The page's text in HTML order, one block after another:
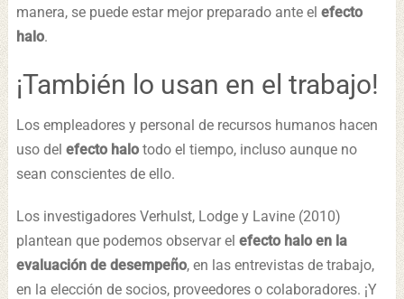
manera, se puede estar mejor preparado ante el efecto
halo.
¡También lo usan en el trabajo!
Los empleadores y personal de recursos humanos hacen
uso del efecto halotodo el tiempo, incluso aunque no
sean conscientes de ello.
Los investigadores Verhulst, Lodge y Lavine (2010)
plantean que podemos observar el efecto halo en la
evaluación de desempeño, en las entrevistas de trabajo,
en la elección de socios, proveedores o colaboradores. ¡Y